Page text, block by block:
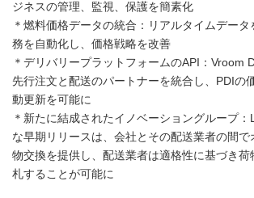
ジネスの管理、監視、保護を簡素化
＊燃料価格データの統合：リアルタイムデー
務を自動化し、価格戦略を改善
＊デリバリープラットフォームのAPI：Vroom
先行注文と配送のパートナーを統合し、PDIの
動更新を可能に
＊新たに結成されたイノベーショングループ：
な早期リリースは、会社とその配送業者の間
物交換を提供し、配送業者は適格性に基づき荷
札することが可能に